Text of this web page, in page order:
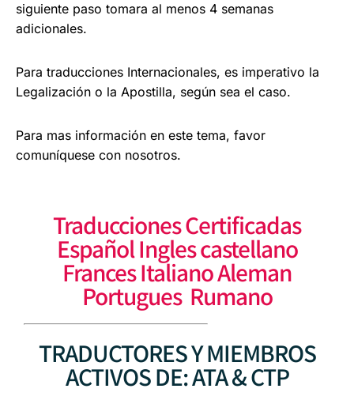
siguiente paso tomara al menos 4 semanas
adicionales.
Para traducciones Internacionales, es imperativo la
Legalización o la Apostilla, según sea el caso.
Para mas información en este tema, favor
comuníquese con nosotros.
Traducciones Certificadas
Español Ingles castellano
Frances Italiano Aleman
Portugues Rumano
TRADUCTORES Y MIEMBROS
ACTIVOS DE: ATA & CTP